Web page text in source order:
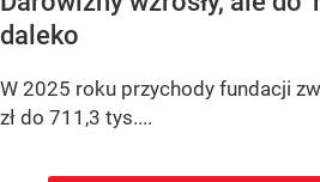
daleko
W 2025 roku przychody fundacji
zł do 711,3 tys....